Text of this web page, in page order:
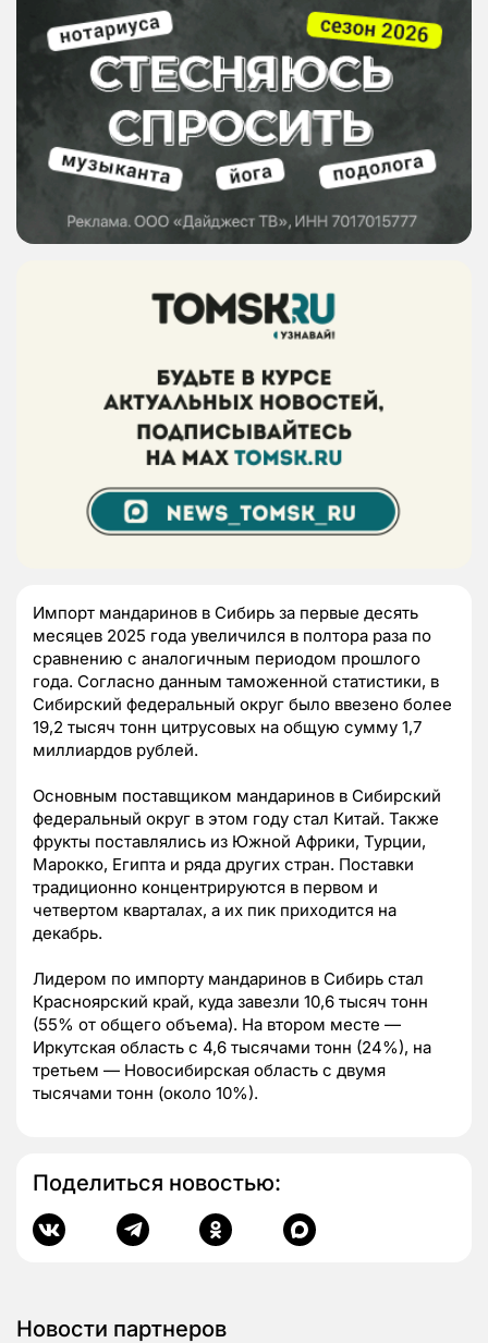
Импорт мандаринов в Сибирь за первые десять
месяцев 2025 года увеличился в полтора раза по
сравнению с аналогичным периодом прошлого
года. Согласно данным таможенной статистики, в
Сибирский федеральный округ было ввезено более
19,2 тысяч тонн цитрусовых на общую сумму 1,7
миллиардов рублей.
Основным поставщиком мандаринов в Сибирский
федеральный округ в этом году стал Китай. Также
фрукты поставлялись из Южной Африки, Турции,
Марокко, Египта и ряда других стран. Поставки
традиционно концентрируются в первом и
четвертом кварталах, а их пик приходится на
декабрь.
Лидером по импорту мандаринов в Сибирь стал
Красноярский край, куда завезли 10,6 тысяч тонн
(55% от общего объема). На втором месте —
Иркутская область с 4,6 тысячами тонн (24%), на
третьем — Новосибирская область с двумя
тысячами тонн (около 10%).
Поделиться новостью:
Новости партнеров